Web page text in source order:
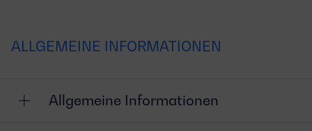
ALLGEMEINE INFORMATIONEN
Allgemeine Informationen